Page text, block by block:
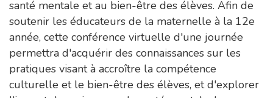
santé mentale et au bien-être des élèves. Afin de
soutenir les éducateurs de la maternelle à la 12e
année, cette conférence virtuelle d'une journée
permettra d'acquérir des connaissances sur les
pratiques visant à accroître la compétence
culturelle et le bien-être des élèves, et d'explorer